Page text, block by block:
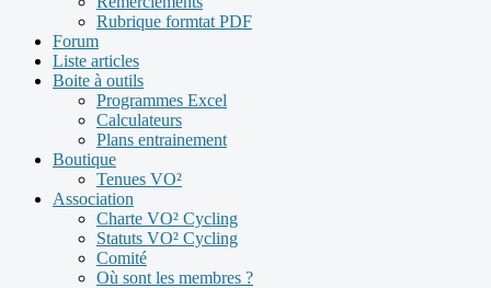
Rubrique formtat PDF
Forum
Liste articles
Boite à outils
Programmes Excel
Calculateurs
Plans entrainement
Boutique
Tenues VO²
Association
Charte VO² Cycling
Statuts VO² Cycling
Comité
Où sont les membres ?